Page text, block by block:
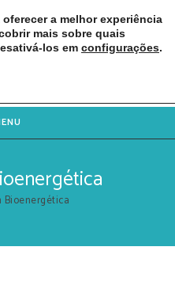
Bioenergética
a melhor experiência
mais sobre quais
los em configurações.
Banner